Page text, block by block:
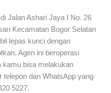
Jalan Ashari Jaya I No. 26
Kecamatan Bogor Selatan
lepas kunci dengan
Agen ini beroperasi
kamu bisa melakukan
telepon dan WhatsApp yang
5227.